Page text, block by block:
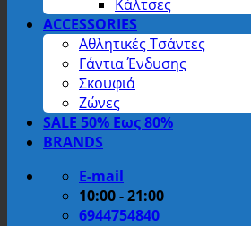
Κάλτσες
ACCESSORIES
Αθλητικές Τσάντες
Γάντια Ένδυσης
Σκουφιά
Ζώνες
SALE 50% Εως 80%
BRANDS
E-mail
10:00 - 21:00
6944754840